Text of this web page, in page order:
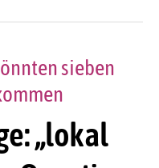
„lokal
sieben